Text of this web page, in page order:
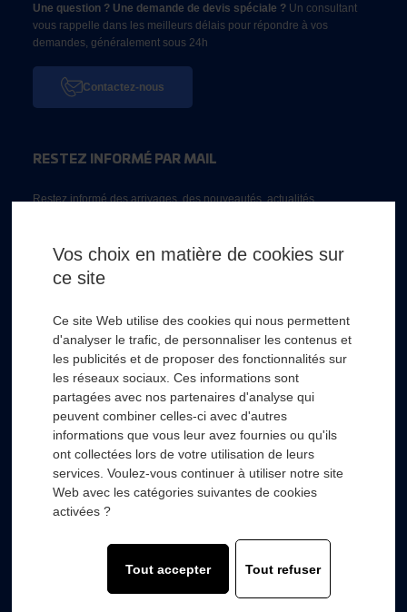
Une question ? Une demande de devis spéciale ? Un consultant
vous rappelle dans les meilleurs délais pour répondre à vos
demandes, généralement sous 24h
Contactez-nous
RESTEZ INFORMÉ PAR MAIL
Restez informé des arrivages, des nouveautés, actualités...
RSL HYDRO +
FOURNISSEURS +
SECTEURS D’ACTIVITÉS
Vos choix en matière de cookies sur
ce site
Ce site Web utilise des cookies qui nous permettent
d'analyser le trafic, de personnaliser les contenus et
les publicités et de proposer des fonctionnalités sur
les réseaux sociaux. Ces informations sont
partagées avec nos partenaires d'analyse qui
peuvent combiner celles-ci avec d'autres
informations que vous leur avez fournies ou qu'ils
ont collectées lors de votre utilisation de leurs
services. Voulez-vous continuer à utiliser notre site
Web avec les catégories suivantes de cookies
activées ?
Tout accepter Tout refuser